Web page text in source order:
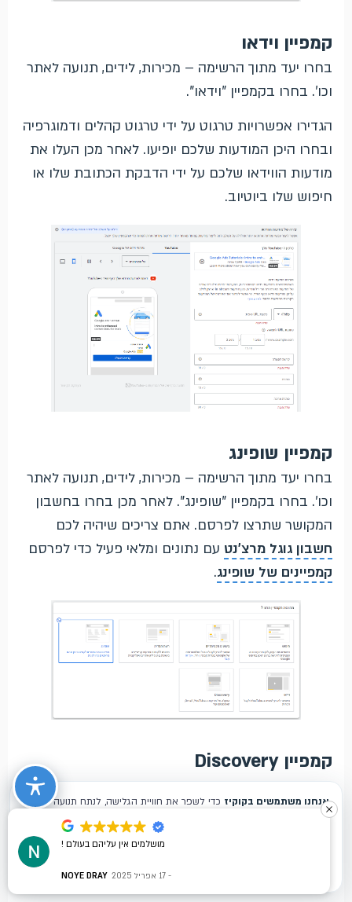
קמפיין וידאו
בחרו יעד מתוך הרשימה – מכירות, לידים, תנועה לאתר
וכו'. בחרו בקמפיין "וידאו".
הגדירו אפשרויות טרגוט על ידי טרגוט קהלים ודמוגרפיה
ובחרו היכן המודעות שלכם יופיעו. לאחר מכן העלו את
מודעות הווידאו שלכם על ידי הדבקת הכתובת שלו או
חיפוש שלו ביוטיוב.
קמפיין שופינג
בחרו יעד מתוך הרשימה – מכירות, לידים, תנועה לאתר
וכו'. בחרו בקמפיין "שופינג". לאחר מכן בחרו בחשבון
המקושר שתרצו לפרסם. אתם צריכים שיהיה לכם
חשבון גוגל מרצ'נט עם נתונים ומלאי פעיל כדי לפרסם
קמפיינים של שופינג.
קמפיין Discovery
בחרו יעד מתוך הרשימה – מכירות, לידים, תנועה לאתר
וכו'. בחרו בקמפיין Discovery ותוכלו לפרסם ביוטיוב,
ג'ימייל, וב-Discover. לאחר מכן צרו מודעת תמונה או
מושלמים אין עליהם בעולם !
NOYE DRAY 17 אפריל 2025